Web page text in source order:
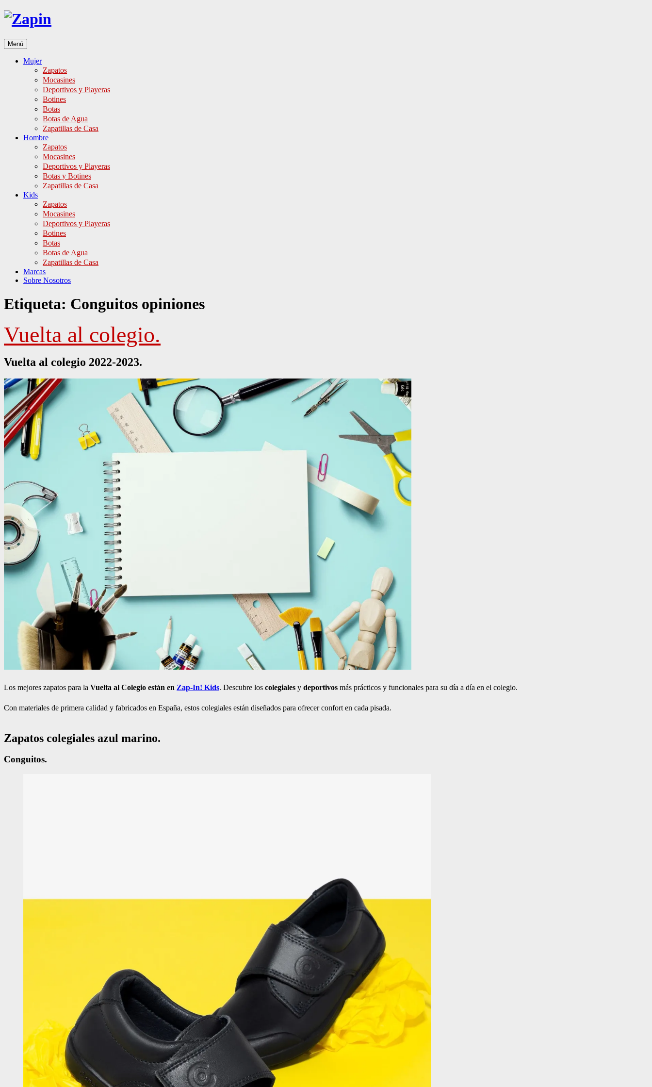
Ir
Menú
Mujer
Zapatos
Mocasines
Deportivos y Playeras
Botines
Botas
Botas de Agua
Zapatillas de Casa
Hombre
Zapatos
Mocasines
Deportivos y Playeras
Botas y Botines
Zapatillas de Casa
Kids
Zapatos
Mocasines
Deportivos y Playeras
Botines
Botas
Botas de Agua
Zapatillas de Casa
Marcas
Sobre Nosotros
Etiqueta: Conguitos opiniones
Vuelta al colegio.
Vuelta al colegio 2022-2023.
Los mejores zapatos para la Vuelta al Colegio están en Zap-In! Kids. Descubre los colegiales y deportivos más prácticos y funcionales para su día a día en el colegio.
Con materiales de primera calidad y fabricados en España, estos colegiales están diseñados para ofrecer confort en cada pisada.
Zapatos colegiales azul marino.
Conguitos.